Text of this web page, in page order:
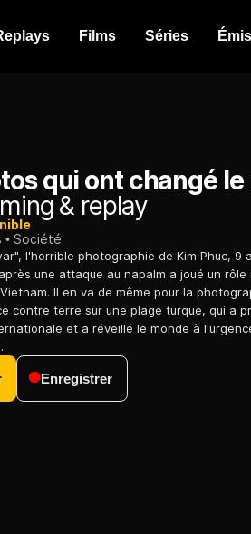
Films Séries
qui ont changé
& replay
Société
l'horrible photographie de Kim Phuc, 9
une attaque au napalm a joué un rôle
Il en va de même pour la
contre terre sur une plage turque, qui a
et a réveillé le monde à
Enregistrer